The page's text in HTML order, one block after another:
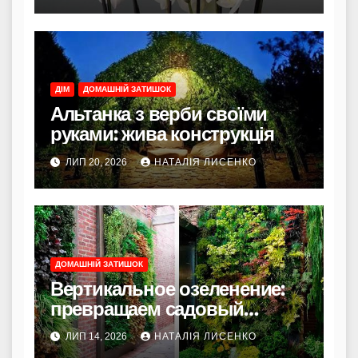
ДІМ ДОМАШНІЙ ЗАТИШОК
Альтанка з верби своїми
руками: жива конструкція
ЛИП 20, 2026 НАТАЛІЯ ЛИСЕНКО
ДОМАШНІЙ ЗАТИШОК
Вертикальное озеленение:
превращаем садовый
стеллаж в цветущую
фотозону
ЛИП 14, 2026 НАТАЛІЯ ЛИСЕНКО